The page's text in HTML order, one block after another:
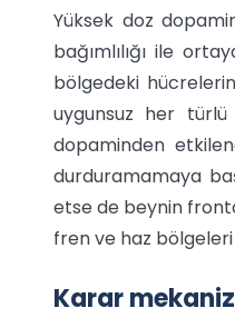
Yüksek doz
bağımlılığı ile
bölgedeki
uygunsuz her türlü
dopaminden
durduramamaya
etse de beynin
fren ve haz
Karar